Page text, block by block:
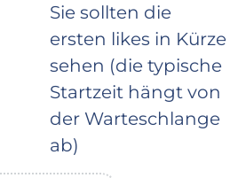
Sie sollten die
ersten likes in Kürze
sehen (die typische
Startzeit hängt von
der Warteschlange
ab)